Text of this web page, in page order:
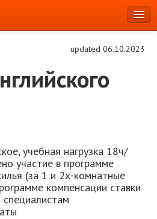
updated 06.10.2023
учебная нагрузка 18ч/
участие в программе
(за 1 и 2х-комнатные
компенсации ставки